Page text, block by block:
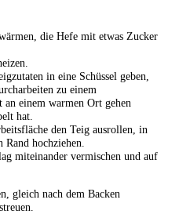
die Hefe mit etwas Zucker
in eine Schüssel geben,
zu einem
an einem warmen Ort gehen
hat.
den Teig ausrollen, in
hochziehen.
miteinander vermischen und auf
gleich nach dem Backen